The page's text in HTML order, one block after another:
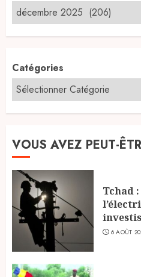
Catégories
VOUS AVEZ PEUT-
Tchad
6 AOÛT